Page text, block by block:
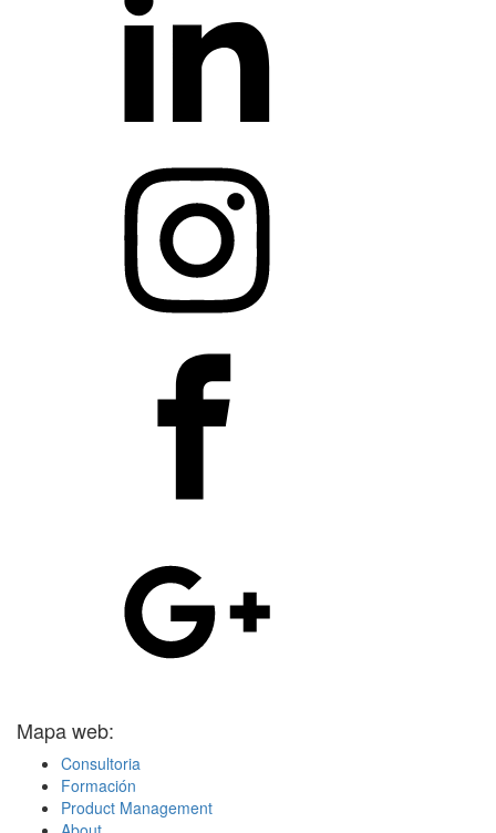
Mapa web:
Consultoria
Formación
Product Management